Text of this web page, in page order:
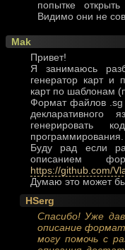
попытке
Видимо они не
Mak
Привет!
Я занимаюсь
генератор карт и
карт по шаблонам
Формат файлов
декларативного
генерировать
программирования.
Буду рад если
описанием
https://github.com/
Думаю это может
HSerg
Спасибо! Уже
описание
могу помочь с